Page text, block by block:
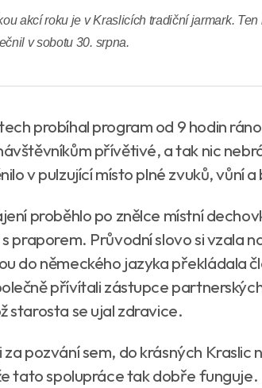
akcí roku je v Kraslicích tradiční jarmark. Ten
v sobotu 30. srpna.
probíhal program od 9 hodin
přívětivé, a tak nic
v pulzující místo plné zvuků, vůní a
proběhlo po znělce místní
praporem. Průvodní slovo si vzala
do německého jazyka překládala
přívítali zástupce
starosta se ujal zdravice.
za pozvání sem, do krásných Kraslic
tato spolupráce tak dobře funguje.